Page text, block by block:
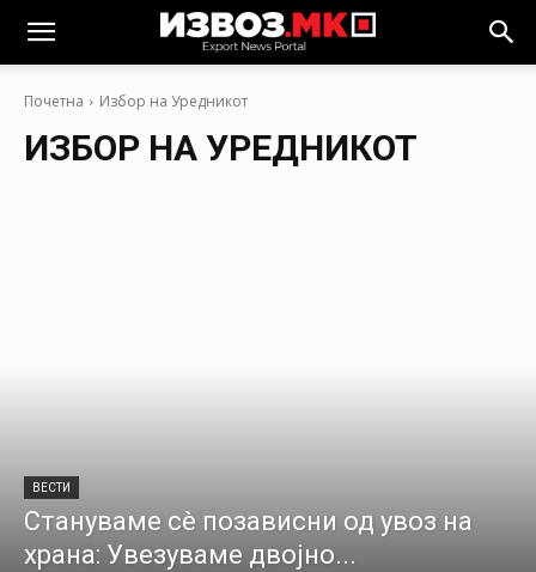
Почетна Избор на Уредникот
ИЗБОР НА УРЕДНИКОТ
ВЕСТИ
Стануваме сè позависни од увоз на
храна: Увезуваме двојно...